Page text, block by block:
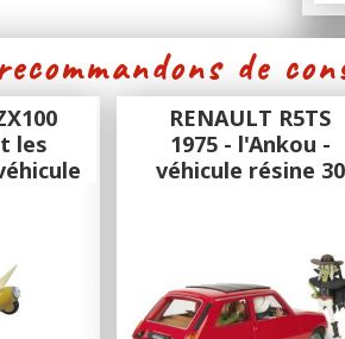
de
les
RENAULT R5TS
1975 - l'Ankou -
véhicule résine 30
- l'Ankou - véhicule résine 30 cm